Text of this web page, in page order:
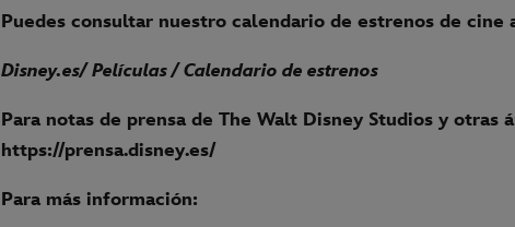
Puedes consultar nuestro calendario de estrenos de cine
Disney.es/ Películas / Calendario de estrenos
Para notas de prensa de The Walt Disney Studios y otras
https://prensa.disney.es/
Para más información: